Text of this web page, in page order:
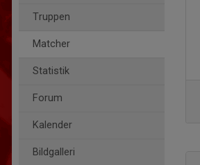
Truppen
Matcher
Statistik
Forum
Kalender
Bildgalleri